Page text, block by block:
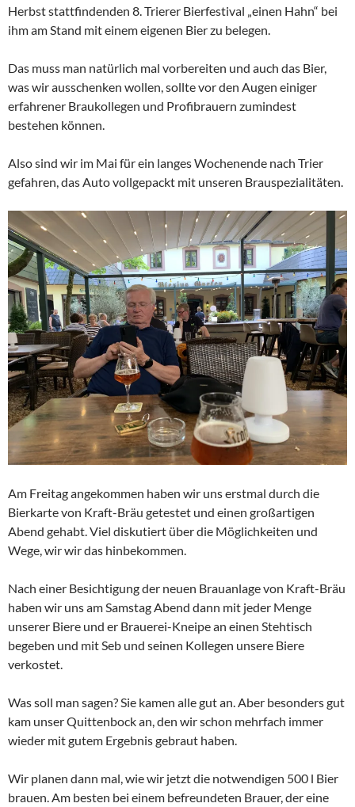
Herbst stattfindenden 8. Trierer Bierfestival „einen Hahn“ bei
ihm am Stand mit einem eigenen Bier zu belegen.
Das muss man natürlich mal vorbereiten und auch das Bier,
was wir ausschenken wollen, sollte vor den Augen einiger
erfahrener Braukollegen und Profibrauern zumindest
bestehen können.
Also sind wir im Mai für ein langes Wochenende nach Trier
gefahren, das Auto vollgepackt mit unseren Brauspezialitäten.
Am Freitag angekommen haben wir uns erstmal durch die
Bierkarte von Kraft-Bräu getestet und einen großartigen
Abend gehabt. Viel diskutiert über die Möglichkeiten und
Wege, wir wir das hinbekommen.
Nach einer Besichtigung der neuen Brauanlage von Kraft-Bräu
haben wir uns am Samstag Abend dann mit jeder Menge
unserer Biere und er Brauerei-Kneipe an einen Stehtisch
begeben und mit Seb und seinen Kollegen unsere Biere
verkostet.
Was soll man sagen? Sie kamen alle gut an. Aber besonders gut
kam unser Quittenbock an, den wir schon mehrfach immer
wieder mit gutem Ergebnis gebraut haben.
Wir planen dann mal, wie wir jetzt die notwendigen 500 l Bier
brauen. Am besten bei einem befreundeten Brauer, der eine